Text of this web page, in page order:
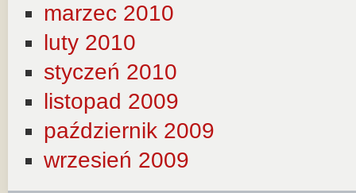
marzec 2010
luty 2010
styczeń 2010
listopad 2009
październik 2009
wrzesień 2009